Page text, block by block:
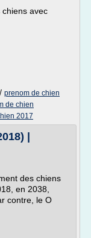
avec
/ prenom de chien
de chien
2017
|
des chiens
en 2038,
contre, le O